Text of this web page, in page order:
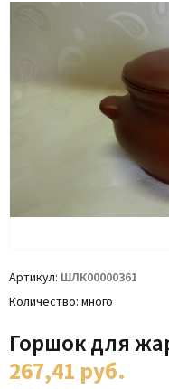
Артикул ШЛК00000361
Количество много
Горшок для
267,41 руб.